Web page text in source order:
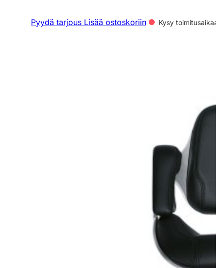
Pyydä tarjous Lisää ostoskoriin Kysy toimitusaikaa